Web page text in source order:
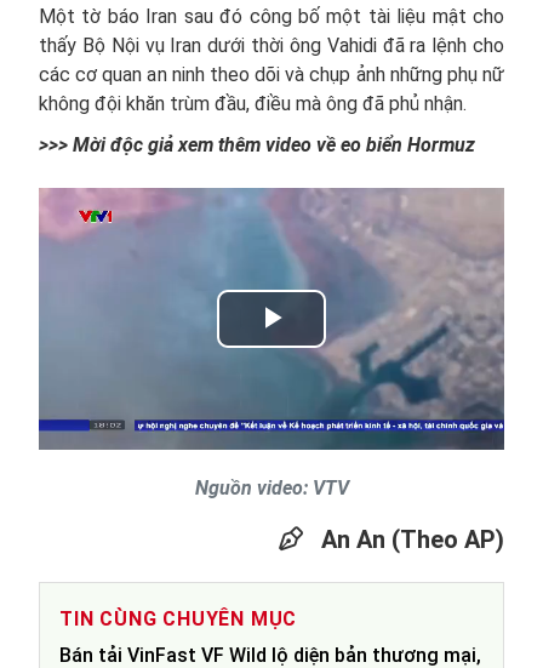
Một tờ báo Iran sau đó công bố một tài liệu mật cho
thấy Bộ Nội vụ Iran dưới thời ông Vahidi đã ra lệnh cho
các cơ quan an ninh theo dõi và chụp ảnh những phụ nữ
không đội khăn trùm đầu, điều mà ông đã phủ nhận.
>>> Mời độc giả xem thêm video về eo biển Hormuz
Play
Video
Nguồn video: VTV
An An (Theo AP)
TIN CÙNG CHUYÊN MỤC
Bán tải VinFast VF Wild lộ diện bản thương mại,